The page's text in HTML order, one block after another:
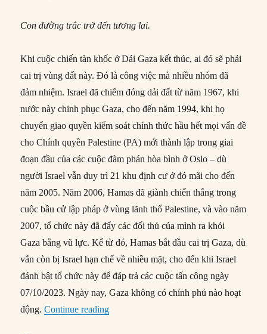
Con đường trắc trở đến tương lai.
Khi cuộc chiến tàn khốc ở Dải Gaza kết thúc, ai đó sẽ phải
cai trị vùng đất này. Đó là công việc mà nhiều nhóm đã
đảm nhiệm. Israel đã chiếm đóng dải đất từ năm 1967, khi
nước này chinh phục Gaza, cho đến năm 1994, khi họ
chuyển giao quyền kiểm soát chính thức hầu hết mọi vấn đề
cho Chính quyền Palestine (PA) mới thành lập trong giai
đoạn đầu của các cuộc đàm phán hòa bình ở Oslo – dù
người Israel vẫn duy trì 21 khu định cư ở đó mãi cho đến
năm 2005. Năm 2006, Hamas đã giành chiến thắng trong
cuộc bầu cử lập pháp ở vùng lãnh thổ Palestine, và vào năm
2007, tổ chức này đã đẩy các đối thủ của mình ra khỏi
Gaza bằng vũ lực. Kể từ đó, Hamas bắt đầu cai trị Gaza, dù
vẫn còn bị Israel hạn chế về nhiều mặt, cho đến khi Israel
đánh bật tổ chức này để đáp trả các cuộc tấn công ngày
07/10/2023. Ngày nay, Gaza không có chính phủ nào hoạt
động.Continue reading“Ai có thể quản lý Gaza?”